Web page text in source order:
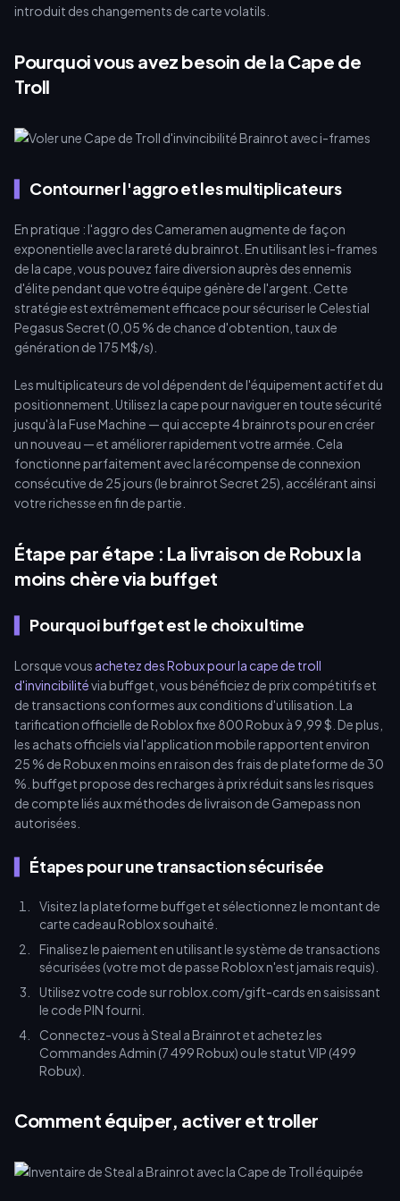
introduit des changements de carte volatils.
Pourquoi vous avez besoin de la Cape de
Troll
Contourner l'aggro et les multiplicateurs
En pratique : l'aggro des Cameramen augmente de façon
exponentielle avec la rareté du brainrot. En utilisant les i-frames
de la cape, vous pouvez faire diversion auprès des ennemis
d'élite pendant que votre équipe génère de l'argent. Cette
stratégie est extrêmement efficace pour sécuriser le Celestial
Pegasus Secret (0,05 % de chance d'obtention, taux de
génération de 175 M$/s).
Les multiplicateurs de vol dépendent de l'équipement actif et du
positionnement. Utilisez la cape pour naviguer en toute sécurité
jusqu'à la Fuse Machine — qui accepte 4 brainrots pour en créer
un nouveau — et améliorer rapidement votre armée. Cela
fonctionne parfaitement avec la récompense de connexion
consécutive de 25 jours (le brainrot Secret 25), accélérant ainsi
votre richesse en fin de partie.
Étape par étape : La livraison de Robux la
moins chère via buffget
Pourquoi buffget est le choix ultime
Lorsque vous achetez des Robux pour la cape de troll
d'invincibilitévia buffget, vous bénéficiez de prix compétitifs et
de transactions conformes aux conditions d'utilisation. La
tarification officielle de Roblox fixe 800 Robux à 9,99 $. De plus,
les achats officiels via l'application mobile rapportent environ
25 % de Robux en moins en raison des frais de plateforme de 30
%. buffget propose des recharges à prix réduit sans les risques
de compte liés aux méthodes de livraison de Gamepass non
autorisées.
Étapes pour une transaction sécurisée
Visitez la plateforme buffget et sélectionnez le montant de
carte cadeau Roblox souhaité.
Finalisez le paiement en utilisant le système de transactions
sécurisées (votre mot de passe Roblox n'est jamais requis).
Utilisez votre code sur roblox.com/gift-cards en saisissant
le code PIN fourni.
Connectez-vous à Steal a Brainrot et achetez les
Commandes Admin (7 499 Robux) ou le statut VIP (499
Robux).
Comment équiper, activer et troller